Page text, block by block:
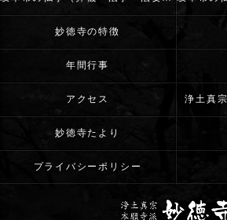
妙徳寺の特徴
年間行事
アクセス 浄土真
妙徳寺たより
プライバシーポリシー